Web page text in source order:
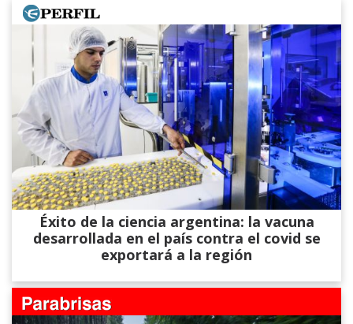
Éxito de la ciencia argentina: la vacuna
desarrollada en el país contra el covid se
exportará a la región